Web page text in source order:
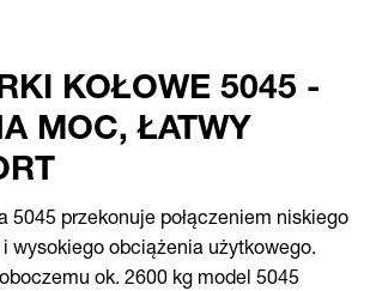
KOŁOWE 5045 -
MOC, ŁATWY
5045 przekonuje połączeniem niskiego
wysokiego obciążenia użytkowego.
ok. 2600 kg model 5045